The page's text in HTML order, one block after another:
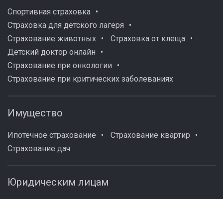
Спортивная страховка
Страховка для детского лагеря
Страхование животных
Страховка от клеща
Детский доктор онлайн
Страхование при онкологии
Страхование при критических заболеваниях
Имущество
Ипотечное страхование
Страхование квартир
Страхование дач
Юридическим лицам